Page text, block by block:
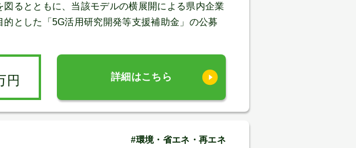
るとともに、当該モデルの横展開による県内企業
とした「5G活用研究開発等支援補助金」の公募
円 詳細はこちら
#環境・省エネ・再エネ